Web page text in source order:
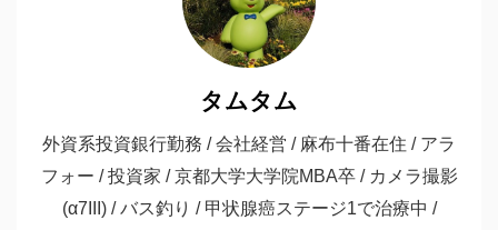
タムタム
外資系投資銀行勤務 / 会社経営 / 麻布十番在住 / アラ
フォー / 投資家 / 京都大学大学院MBA卒 / カメラ撮影
(α7III) / バス釣り / 甲状腺癌ステージ1で治療中 /